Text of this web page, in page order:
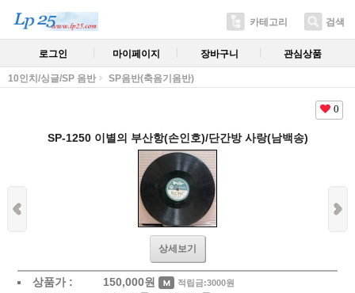
카테고리 검색
로그인 마이페이지 장바구니 관심상품
10인치/싱글/SP 음반 SP음반(축음기음반)
0
SP-1250 이별의 부산항(손인호)/단간방 사랑(남백송)
상세보기
상품가 : 150,000원 적립금:3000원